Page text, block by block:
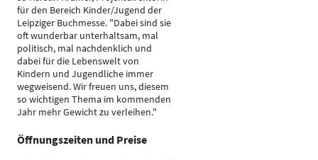
für den Bereich Kinder/Jugend der
Leipziger Buchmesse. "Dabei sind sie
oft wunderbar unterhaltsam, mal
politisch, mal nachdenklich und
dabei für die Lebenswelt von
Kindern und Jugendliche immer
wegweisend. Wir freuen uns, diesem
so wichtigen Thema im kommenden
Jahr mehr Gewicht zu verleihen."
Öffnungszeiten und Preise